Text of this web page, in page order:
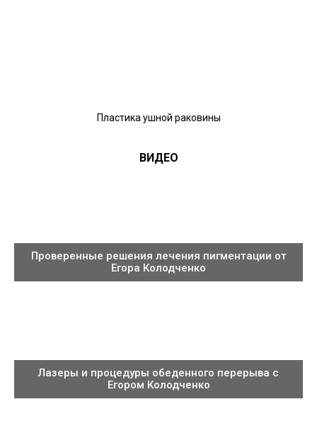
Пластика ушной раковины
ВИДЕО
Проверенные решения лечения пигментации от
Егора Колодченко
Лазеры и процедуры обеденного перерыва с
Егором Колодченко